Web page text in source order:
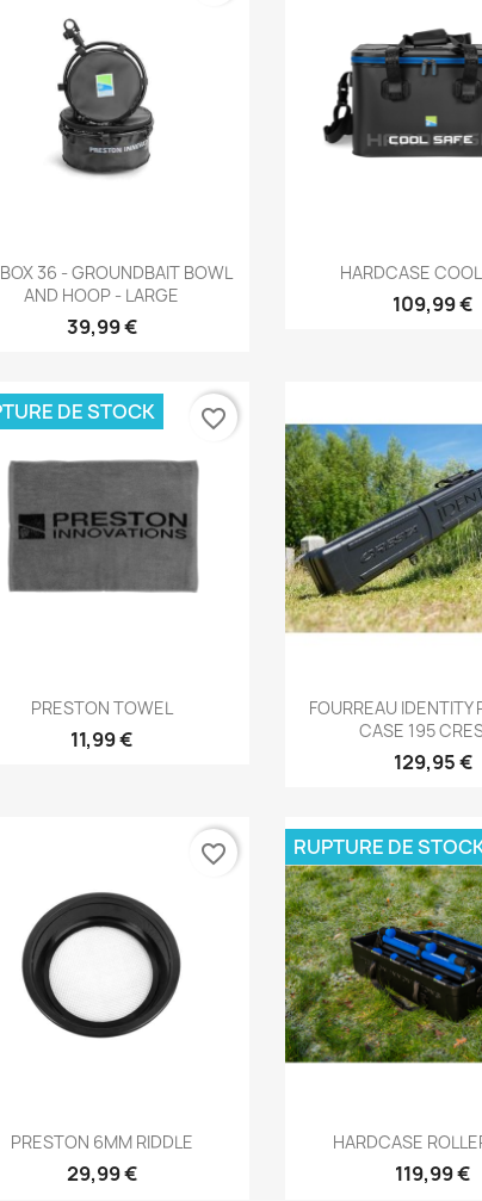
Aperçu rapide
36 - GROUNDBAIT BOWL
AND HOOP - LARGE
39,99 €
Aperçu
HARDCASE
109,99 €
Aperçu rapide
PRESTON TOWEL
11,99 €
DE STOCK favorite_border
Aperçu
FOURREAU IDENTITY
CASE 195
129,95 €
Aperçu rapide
PRESTON 6MM RIDDLE
29,99 €
favorite_border
Aperçu
HARDCASE
119,99 €
RUPTURE DE